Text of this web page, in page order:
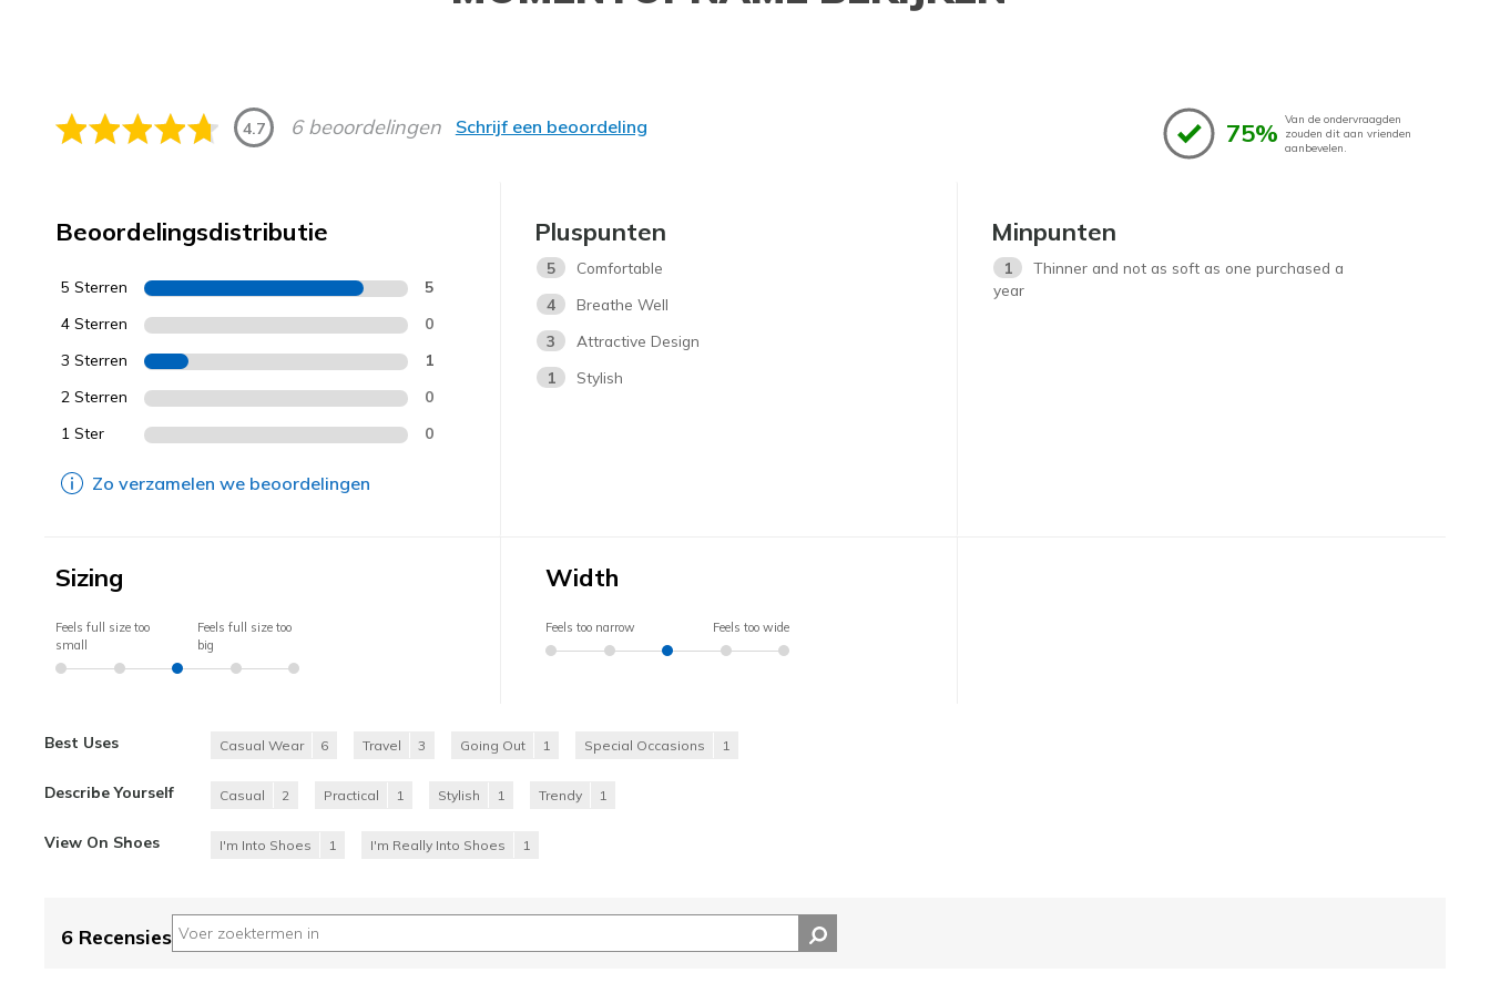
4.7 6 beoordelingen Schrijf een beoordeling 75% Van de ondervraagden
zouden dit aan vrienden
aanbevelen.
Beoordelingsdistributie
5 Sterren 5
4 Sterren 0
3 Sterren 1
2 Sterren 0
1 Ster 0
Zo verzamelen we beoordelingen
Pluspunten
5
Comfortable
4
Breathe Well
3
Attractive Design
1
Stylish
Minpunten
1
Thinner and not as soft as one purchased a
year
Sizing
Feels full size too
small
Feels full size too
big
Width
Feels too narrow Feels too wide
Best Uses Casual Wear 6 Travel 3 Going Out 1 Special Occasions 1
Describe Yourself Casual 2 Practical 1 Stylish 1 Trendy 1
View On Shoes I'm Into Shoes 1 I'm Really Into Shoes 1
6 Recensies